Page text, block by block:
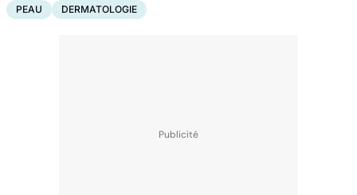
PEAU DERMATOLOGIE